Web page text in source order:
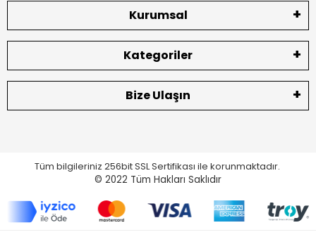
Kurumsal
Kategoriler
Bize Ulaşın
Tüm bilgileriniz 256bit SSL Sertifikası ile korunmaktadır.
© 2022 Tüm Hakları Saklıdır